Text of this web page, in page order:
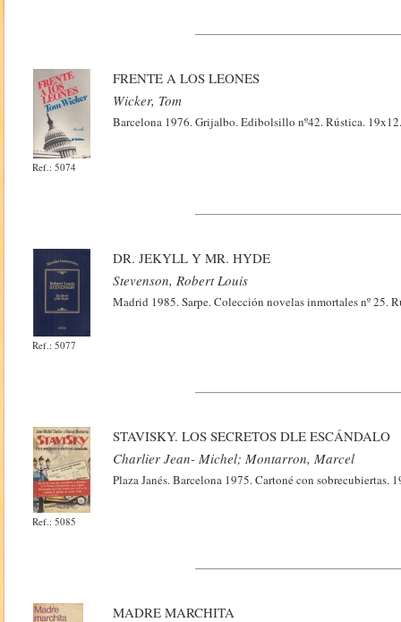
Ref.: 5074
FRENTE A LOS LEONES
Wicker, Tom
Barcelona 1976. Grijalbo. Edibolsillo nº42. Rústica.
Ref.: 5077
DR. JEKYLL Y MR. HYDE
Stevenson, Robert Louis
Madrid 1985. Sarpe. Colección novelas inmortales nº 25.
Ref.: 5085
STAVISKY. LOS SECRETOS DLE ESCÁNDALO
Charlier Jean- Michel; Montarron, Marcel
Plaza Janés. Barcelona 1975. Cartoné con sobrecubiertas.
MADRE MARCHITA